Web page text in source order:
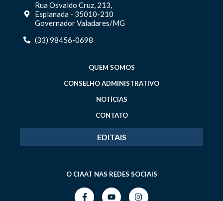
Rua Osvaldo Cruz, 213,
Esplanada - 35010-210
Governador Valadares/MG
(33) 98456-0698
QUEM SOMOS
CONSELHO ADMINISTRATIVO
NOTÍCIAS
CONTATO
EDITAIS
O CIAAT NAS REDES SOCIAIS